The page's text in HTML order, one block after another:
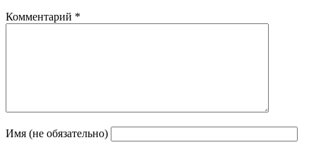
Комментарий *
Имя (не обязательно)